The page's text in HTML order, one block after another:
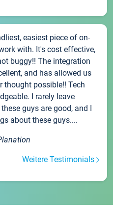
easiest piece of on-
with. It's cost effective,
buggy!! The integration
and has allowed us
thought possible!! Tech
I rarely leave
guys are good, and I
about these guys....
Weitere Testimonials